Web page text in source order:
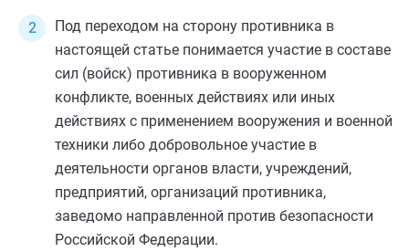
Под переходом на сторону противника в
настоящей статье понимается участие в составе
сил (войск) противника в вооруженном
конфликте, военных действиях или иных
действиях с применением вооружения и военной
техники либо добровольное участие в
деятельности органов власти, учреждений,
предприятий, организаций противника,
заведомо направленной против безопасности
Российской Федерации.